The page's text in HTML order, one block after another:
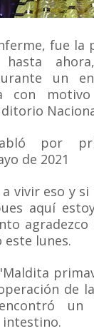
fue la
un
con
por
de 2021
vivir eso y si
aquí
este lunes.
de